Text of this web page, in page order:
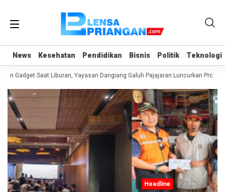
News Kesehatan Pendidikan Bisnis Politik Teknologi
News Kesehatan Pendidikan Bisnis Politik Teknologi
Gadget Saat Liburan, Yayasan Dangiang Galuh Pajajaran Luncurkan
Headline